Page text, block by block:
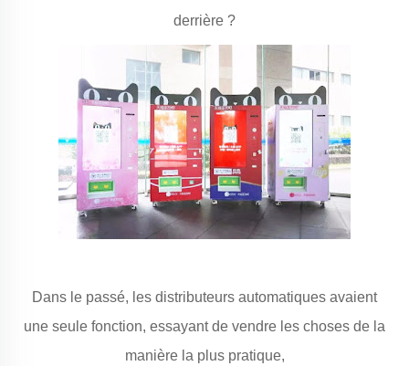
derrière ?
Dans le passé, les distributeurs automatiques avaient
une seule fonction, essayant de vendre les choses de la
manière la plus pratique,